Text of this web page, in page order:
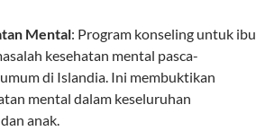
Mental: Program konseling untuk ibu
kesehatan mental pasca-
di Islandia. Ini membuktikan
mental dalam keseluruhan
anak.